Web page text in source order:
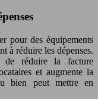
pour des équipements
à réduire les dépenses.
de réduire la facture
et augmente la
bien peut mettre en